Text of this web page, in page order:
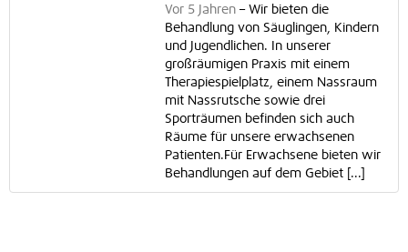
Vor 5 Jahren – Wir bieten die
Behandlung von Säuglingen, Kindern
und Jugendlichen. In unserer
großräumigen Praxis mit einem
Therapiespielplatz, einem Nassraum
mit Nassrutsche sowie drei
Sporträumen befinden sich auch
Räume für unsere erwachsenen
Patienten.Für Erwachsene bieten wir
Behandlungen auf dem Gebiet [...]